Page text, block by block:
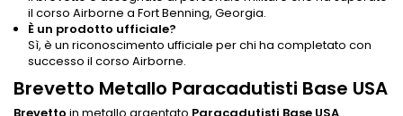
il corso Airborne a Fort Benning, Georgia.
È un prodotto ufficiale?
Sì, è un riconoscimento ufficiale per chi ha completato con
successo il corso Airborne.
Brevetto Metallo Paracadutisti Base USA
Brevetto in metallo argentato Paracadutisti Base USA.